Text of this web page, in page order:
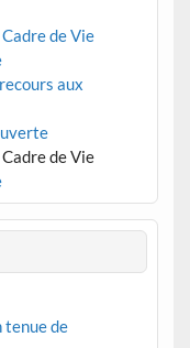
de Vie
aux
de Vie
tenue de